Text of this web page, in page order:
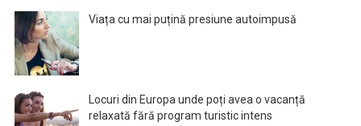
Viața cu mai puțină presiune autoimpusă
Locuri din Europa unde poți avea o vacanță
relaxată fără program turistic intens